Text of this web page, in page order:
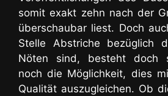
somit exakt zehn nach der
überschaubar liest. Doch
Stelle Abstriche bezüglich
Nöten sind, besteht doch
noch die Möglichkeit, dies
Qualität auszugleichen. Ob